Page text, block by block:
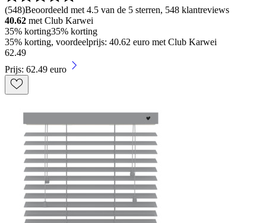
(548)Beoordeeld met 4.5 van de 5 sterren, 548 klantreviews
40.62 met Club Karwei
35% korting35% korting
35% korting, voordeelprijs: 40.62 euro met Club Karwei
62.49
Prijs: 62.49 euro